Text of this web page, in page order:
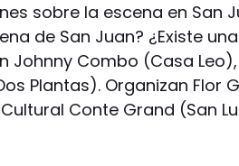
sobre la escena en San
de San Juan? ¿Existe
Johnny Combo (Casa
Plantas). Organizan Flor
Conte Grand (San